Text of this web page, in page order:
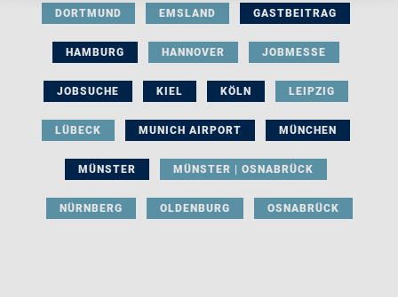
DORTMUND EMSLAND GASTBEITRAG
HAMBURG HANNOVER JOBMESSE
JOBSUCHE KIEL KÖLN LEIPZIG
LÜBECK MUNICH AIRPORT MÜNCHEN
MÜNSTER MÜNSTER | OSNABRÜCK
NÜRNBERG OLDENBURG OSNABRÜCK